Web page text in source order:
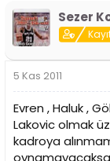
Sezer
5 Kas 2011
Evren , Haluk ,
Lakovic olmak
kadroya